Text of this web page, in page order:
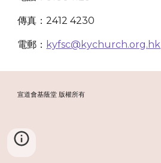
傳真：2412 4230
電郵： kyfsc@kychurch.org.hk
宣道會基蔭堂 版權所有